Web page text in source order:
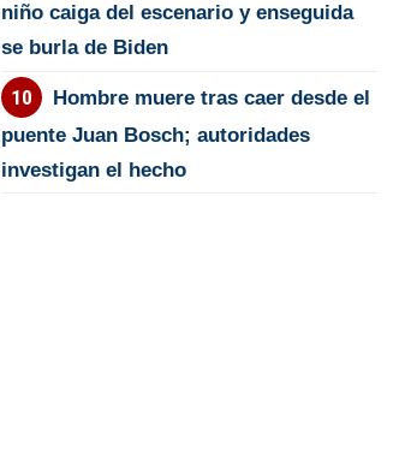
niño caiga del escenario y enseguida
se burla de Biden
Hombre muere tras caer desde el
puente Juan Bosch; autoridades
investigan el hecho